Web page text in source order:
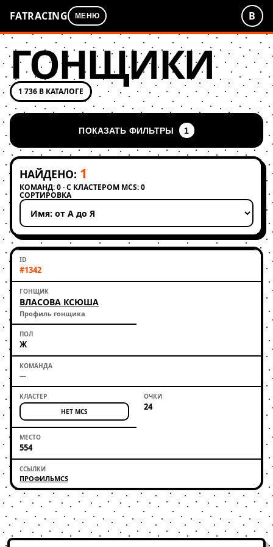
FATRACING МЕНЮ В
ГОНЩИКИ
1 736 В КАТАЛОГЕ
ПОКАЗАТЬ ФИЛЬТРЫ 1
НАЙДЕНО: 1
КОМАНД: 0 · С КЛАСТЕРОМ MCS: 0
СОРТИРОВКА
Применить сортировку
#1342
ВЛАСОВА КСЮША
Профиль гонщика
Ж
—
НЕТ MCS 24
554
ПРОФИЛЬMCS